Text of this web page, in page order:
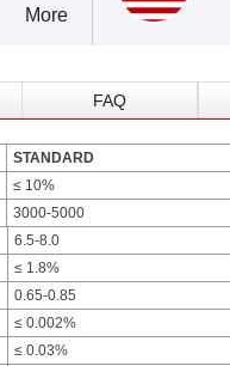
More
FAQ
STANDARD
≤ 10%
3000-5000
6.5-8.0
≤ 1.8%
0.65-0.85
≤ 0.002%
≤ 0.03%